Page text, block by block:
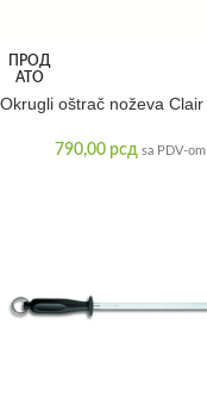
ПРОД
АТО
Okrugli oštrač noževa Clair
790,00 рсд sa PDV-om